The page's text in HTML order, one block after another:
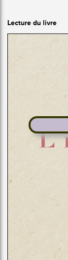
Lecture du livre